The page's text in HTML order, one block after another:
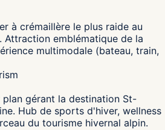
à crémaillère le plus raide au
Attraction emblématique de la
multimodale (bateau, train,
plan gérant la destination St-
Hub de sports d'hiver, wellness
du tourisme hivernal alpin.